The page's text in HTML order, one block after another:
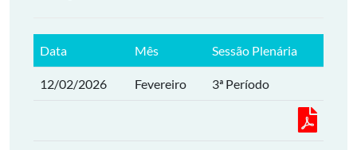
Data Mês Sessão Plenária
12/02/2026 Fevereiro 3ª Período